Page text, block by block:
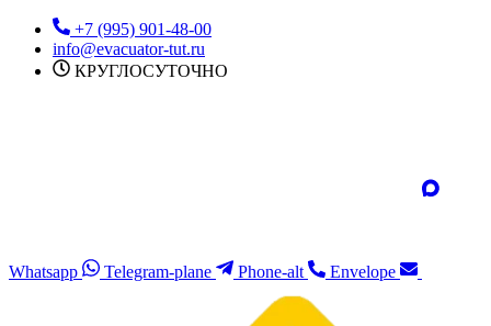
Перейти
содержимому
+7 (995) 901-48-00
info@evacuator-tut.ru
КРУГЛОСУТОЧНО
Whatsapp Telegram-plane Phone-alt Envelope